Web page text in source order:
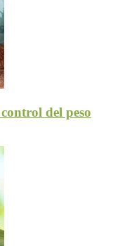
del peso